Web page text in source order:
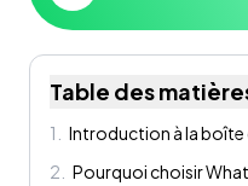
Table des
1
Introduction à la boîte
2
Pourquoi choisir